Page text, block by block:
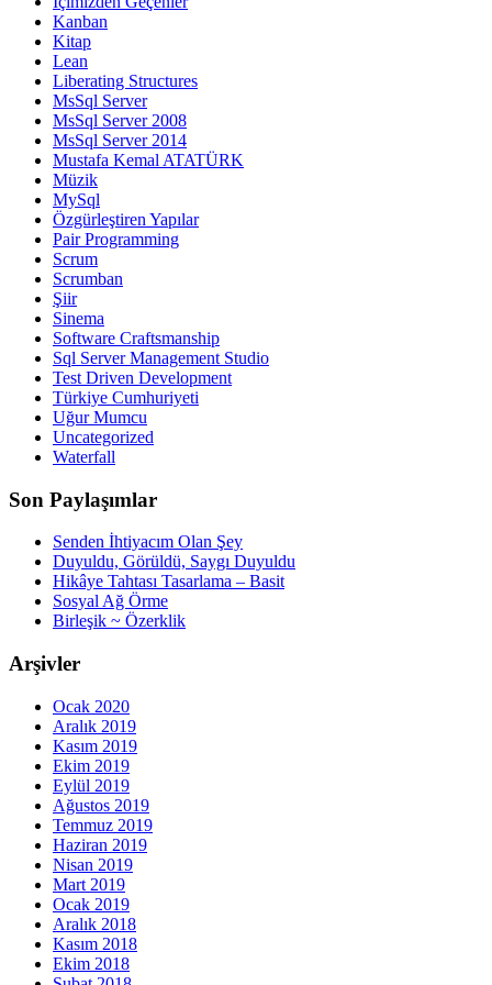
Kanban
Kitap
Lean
Liberating Structures
MsSql Server
MsSql Server 2008
MsSql Server 2014
Mustafa Kemal ATATÜRK
Müzik
MySql
Özgürleştiren Yapılar
Pair Programming
Scrum
Scrumban
Şiir
Sinema
Software Craftsmanship
Sql Server Management Studio
Test Driven Development
Türkiye Cumhuriyeti
Uğur Mumcu
Uncategorized
Waterfall
Son Paylaşımlar
Senden İhtiyacım Olan Şey
Duyuldu, Görüldü, Saygı Duyuldu
Hikâye Tahtası Tasarlama – Basit
Sosyal Ağ Örme
Birleşik ~ Özerklik
Arşivler
Ocak 2020
Aralık 2019
Kasım 2019
Ekim 2019
Eylül 2019
Ağustos 2019
Temmuz 2019
Haziran 2019
Nisan 2019
Mart 2019
Ocak 2019
Aralık 2018
Kasım 2018
Ekim 2018